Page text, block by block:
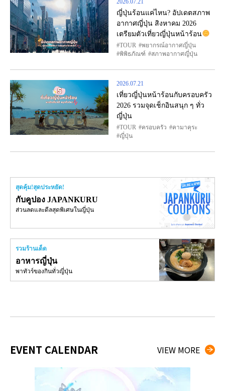
2026.07.21
ญี่ปุ่นร้อนแค่ไหน? อัปเดตสภาพ
อากาศญี่ปุ่น สิงหาคม 2026
เตรียมตัวเที่ยวญี่ปุ่นหน้าร้อน
TOUR
พยากรณ์อากาศญี่ปุ่น
พิพิธภัณฑ์
สภาพอากาศญี่ปุ่น
2026.07.21
เที่ยวญี่ปุ่นหน้าร้อนกับครอบครัว
2026 รวมจุดเช็กอินสนุก ๆ ทั่ว
ญี่ปุ่น
TOUR ครอบครัว
คามาคุระ
ญี่ปุ่น
สุดคุ้ม!สุดประหยัด!
กับคูปอง JAPANKURU
ส่วนลดและดีลสุดพิเศษในญี่ปุ่น
รวมร้านเด็ด
อาหารญี่ปุ่น
พาทัวร์ของกินทั่วญี่ปุ่น
EVENT CALENDAR VIEW MORE